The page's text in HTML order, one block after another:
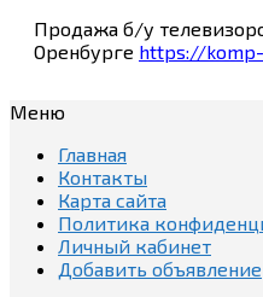
Продажа б/у
Оренбурге https://
Меню
Главная
Контакты
Карта сайта
Политика
Личный кабинет
Добавить объявление